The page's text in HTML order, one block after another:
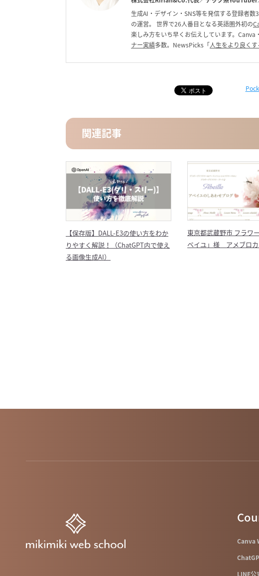
生成AI・デザイン・SNS等を発信する登録者数
の運営。 世界で26人番目となる英語圏外初の
楽しみ方をいち早くお伝えしています。Canva
ナー実績多数。NewsPicks「人生をより良く
関連記事
【保存版】DALL-E3の使い方をわか
りやすく解説！（ChatGPT内で使え
る画像生成AI）
東京都武蔵野市 フラワ
ベイユ」様 アメブロ
Canva
LINE公